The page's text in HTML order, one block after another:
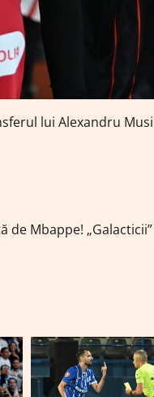
lui Alexandru
de Mbappe! „Galacticii”